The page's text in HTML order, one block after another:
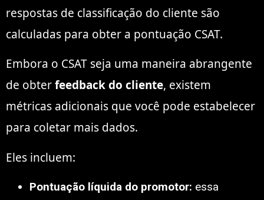
respostas de classificação do cliente são
calculadas para obter a pontuação CSAT.
Embora o CSAT seja uma maneira abrangente
de obterfeedback do cliente, existem
métricas adicionais que você pode estabelecer
para coletar mais dados.
Eles incluem:
Pontuação líquida do promotor: essa